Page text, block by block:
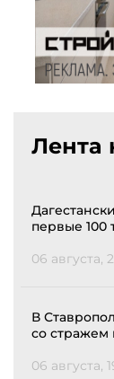
Лента
первые 100
06 августа,
В
со стражем
06 августа,